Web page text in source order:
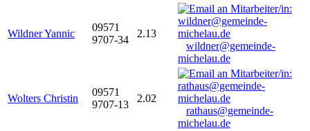
Wildner Yannic
09571
9707-34
2.13
wildner@gemeinde-
michelau.de
Wolters Christin
09571
9707-13
2.02
rathaus@gemeinde-
michelau.de